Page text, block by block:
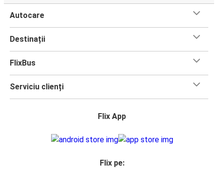
Autocare
Destinații
FlixBus
Serviciu clienți
Flix App
Flix pe: